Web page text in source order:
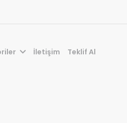
İletişim Teklif Al